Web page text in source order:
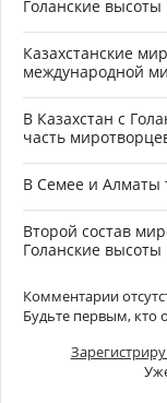
Голанские высоты
Казахстанские
международной
В Казахстан с
часть
В Семее и Алматы
Второй состав
Голанские высоты
Комментарии
Будьте первым, кто